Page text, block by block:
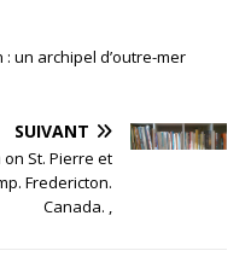
un archipel d’outre-mer
SUIVANT
St. Pierre et
Fredericton.
Canada. ,